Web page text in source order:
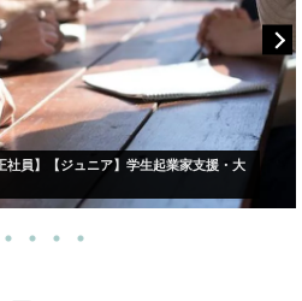
社員】【ジュニア】学生起業家支援・大